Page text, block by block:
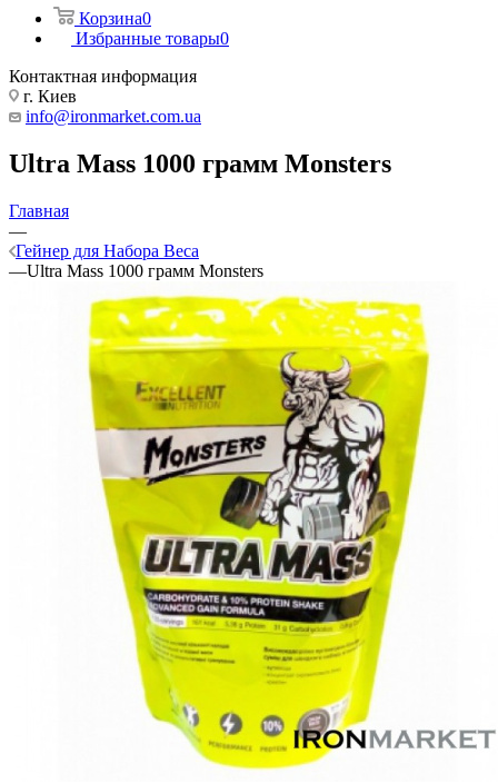
Корзина0
Избранные товары0
Контактная информация
г. Киев
info@ironmarket.com.ua
Ultra Mass 1000 грамм Monsters
Главная
—
Гейнер для Набора Веса
—Ultra Mass 1000 грамм Monsters